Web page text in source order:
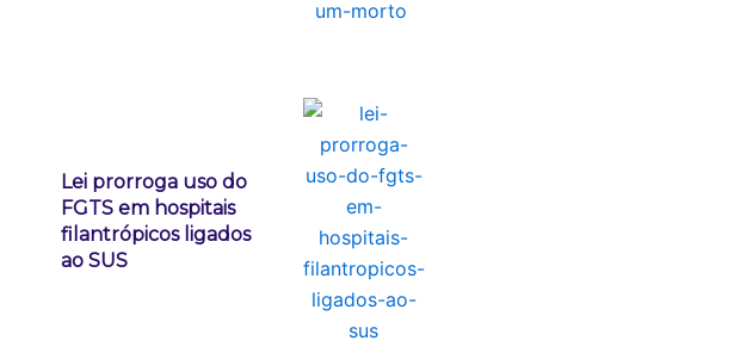
Lei prorroga uso do
FGTS em hospitais
filantrópicos ligados
ao SUS